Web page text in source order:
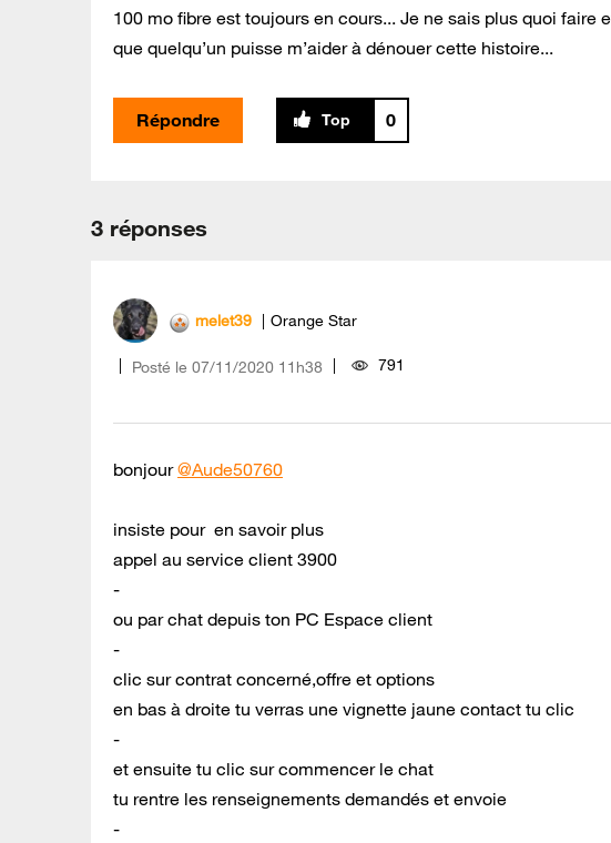
100 mo fibre est toujours en cours... Je ne sais plus quoi
que quelqu’un puisse m’aider à dénouer cette histoire...
Répondre 0
3 réponses
melet39 Orange Star
Posté le ‎07/11/2020 11h38 791
bonjour@Aude50760
insiste pour en savoir plus
appel au service client 3900
-
ou par chat depuis ton PC Espace client
-
clic sur contrat concerné,offre et options
en bas à droite tu verras une vignette jaune contact tu clic
-
et ensuite tu clic sur commencer le chat
tu rentre les renseignements demandés et envoie
-